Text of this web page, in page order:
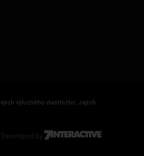
výlučného vlastnictví. Jejich
Developed by